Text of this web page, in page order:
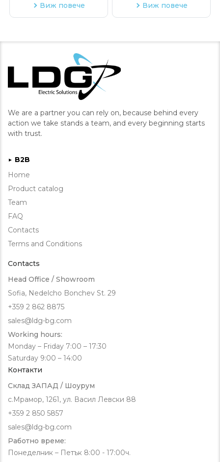
Виж повече
Виж повече
We are a partner you can rely on, because behind every
action we take stands a team, and every beginning starts
with trust.
► B2B
Home
Product catalog
Team
FAQ
Contacts
Terms and Conditions
Contacts
Head Office / Showroom
Sofia, Nedelcho Bonchev St. 29
+359 2 862 8875
sales@ldg-bg.com
Working hours:
Monday – Friday 7:00 – 17:30
Saturday 9:00 – 14:00
Контакти
Склад ЗАПАД / Шоурум
с.Мрамор, 1261, ул. Васил Левски 88
+359 2 850 5857
sales@ldg-bg.com
Работно време:
Понеделник – Петък 8:00 - 17:00ч.